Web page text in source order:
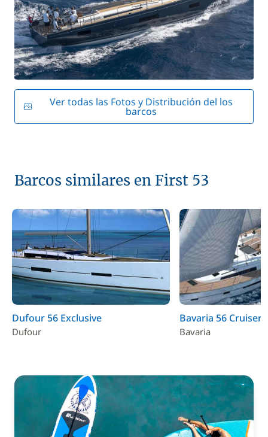
Ver todas las Fotos y Distribución del los
barcos
Barcos similares en First 53
Dufour 56 Exclusive
Dufour
Bavaria 56 Cruiser
Bavaria